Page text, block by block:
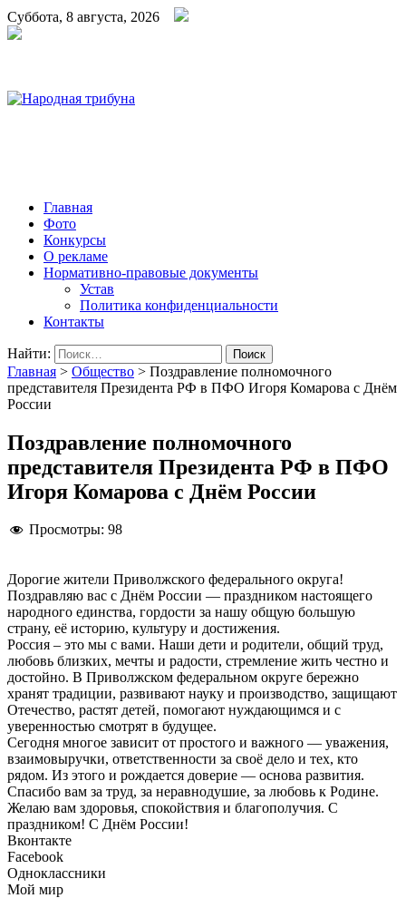
Суббота, 8 августа, 2026
Главная
Фото
Конкурсы
О рекламе
Нормативно-правовые документы
Устав
Политика конфиденциальности
Контакты
Найти:
Главная > Общество > Поздравление полномочного
представителя Президента РФ в ПФО Игоря Комарова с Днём
России
Поздравление полномочного
представителя Президента РФ в ПФО
Игоря Комарова с Днём России
Просмотры: 98
Дорогие жители Приволжского федерального округа!
Поздравляю вас с Днём России — праздником настоящего
народного единства, гордости за нашу общую большую
страну, её историю, культуру и достижения.
Россия – это мы с вами. Наши дети и родители, общий труд,
любовь близких, мечты и радости, стремление жить честно и
достойно. В Приволжском федеральном округе бережно
хранят традиции, развивают науку и производство, защищают
Отечество, растят детей, помогают нуждающимся и с
уверенностью смотрят в будущее.
Сегодня многое зависит от простого и важного — уважения,
взаимовыручки, ответственности за своё дело и тех, кто
рядом. Из этого и рождается доверие — основа развития.
Спасибо вам за труд, за неравнодушие, за любовь к Родине.
Желаю вам здоровья, спокойствия и благополучия. С
праздником! С Днём России!
Вконтакте
Facebook
Одноклассники
Мой мир